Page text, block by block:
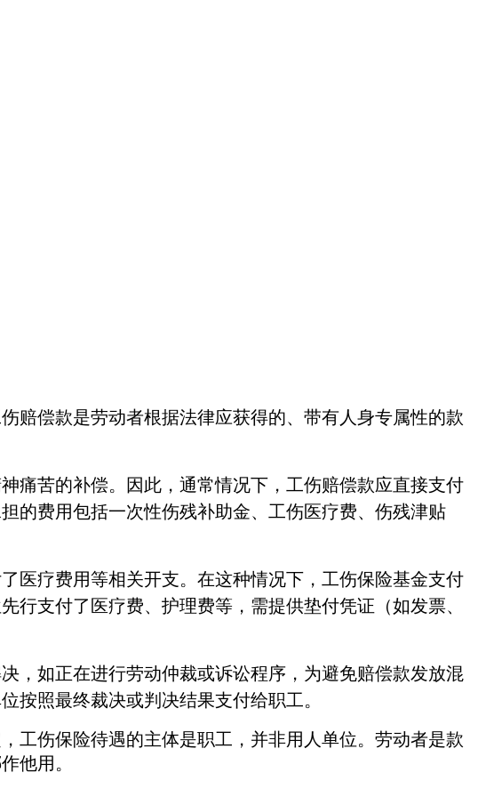
赔偿款是劳动者根据法律应获得的、带有人身专属性的款
痛苦的补偿。因此，通常情况下，工伤赔偿款应直接支付
的费用包括一次性伤残补助金、工伤医疗费、伤残津贴
医疗费用等相关开支。在这种情况下，工伤保险基金支付
行支付了医疗费、护理费等，需提供垫付凭证（如发票、
，如正在进行劳动仲裁或诉讼程序，为避免赔偿款发放混
按照最终裁决或判决结果支付给职工。
工伤保险待遇的主体是职工，并非用人单位。劳动者是款
他用。